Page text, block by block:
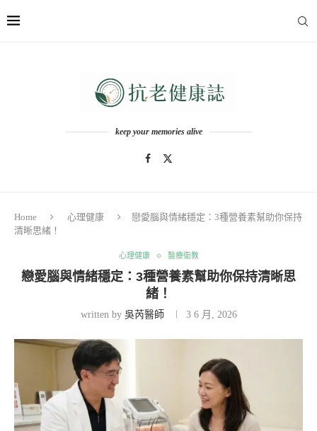
keep your memories alive
Home 心理健康
戀愛腦與情緒穩定：3種營養素幫助你保持
清晰思緒！
心理健康 醫療衛教
戀愛腦與情緒穩定：3種營養素幫助你保持清晰思
緒！
written by 吳芮醫師 3 6 月, 2026